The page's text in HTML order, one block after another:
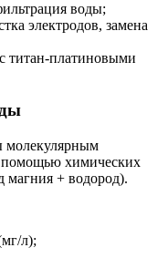
воды;
электродов, замена
титан-платиновыми
молекулярным
помощью химических
+ водород).
л);